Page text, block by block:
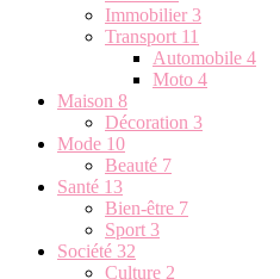
Immobilier 3
Transport 11
Automobile 4
Moto 4
Maison 8
Décoration 3
Mode 10
Beauté 7
Santé 13
Bien-être 7
Sport 3
Société 32
Culture 2